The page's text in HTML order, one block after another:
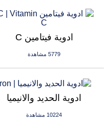
ادوية فيتامين C
5779 مشاهدة
ادوية الحديد والانيميا
10224 مشاهدة